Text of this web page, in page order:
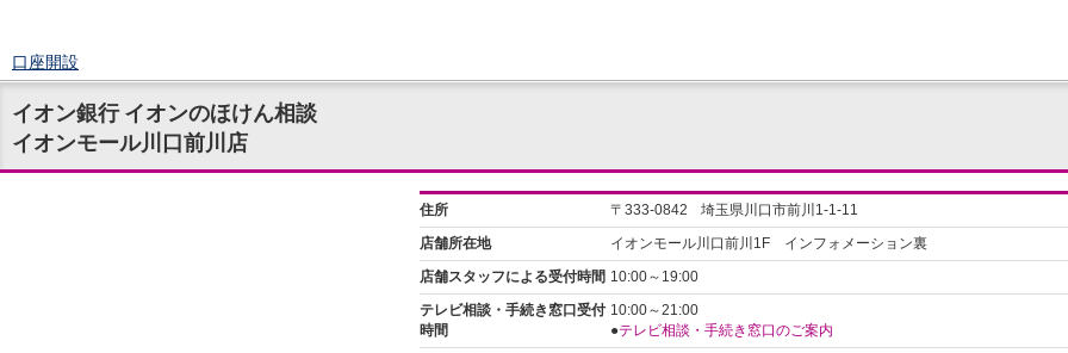
口座開設
ログイン
チャット
メニュー
商品・サービス
イオン銀行 イオンのほけん相談
イオンモール川口前川店